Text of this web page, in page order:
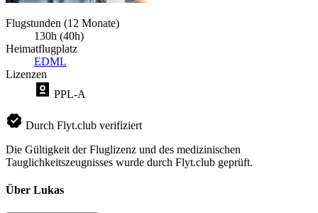
Flugstunden (12 Monate)
130h (40h)
Heimatflugplatz
EDML
Lizenzen
PPL-A
Durch Flyt.club verifiziert
Die Gültigkeit der Fluglizenz und des medizinischen
Tauglichkeitszeugnisses wurde durch Flyt.club geprüft.
Über Lukas